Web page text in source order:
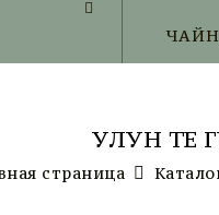
УЛУН ТЕ
страница